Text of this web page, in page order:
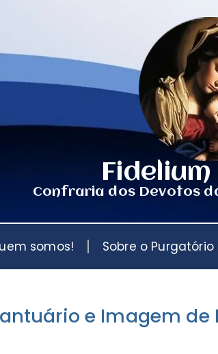
Confraria dos Devotos
somos! Sobre o Purgatório
e Imagem de